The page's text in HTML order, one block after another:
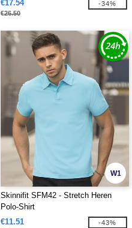
€17.54
€26.50
-34%
W1
Skinnifit SFM42 - Stretch Heren
Polo-Shirt
€11.51
-43%